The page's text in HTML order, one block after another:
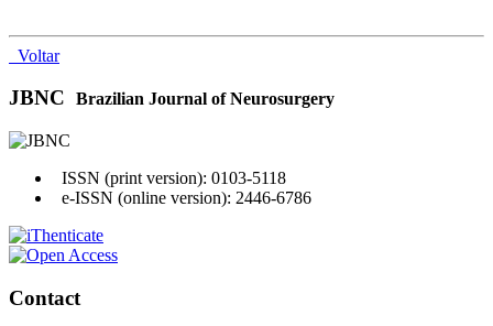
Voltar
JBNC Brazilian Journal of Neurosurgery
ISSN (print version): 0103-5118
e-ISSN (online version): 2446-6786
Contact